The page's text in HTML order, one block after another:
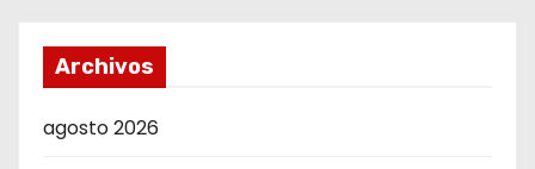
Archivos
agosto 2026